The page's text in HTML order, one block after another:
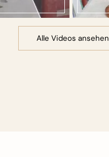
Alle Videos ansehen